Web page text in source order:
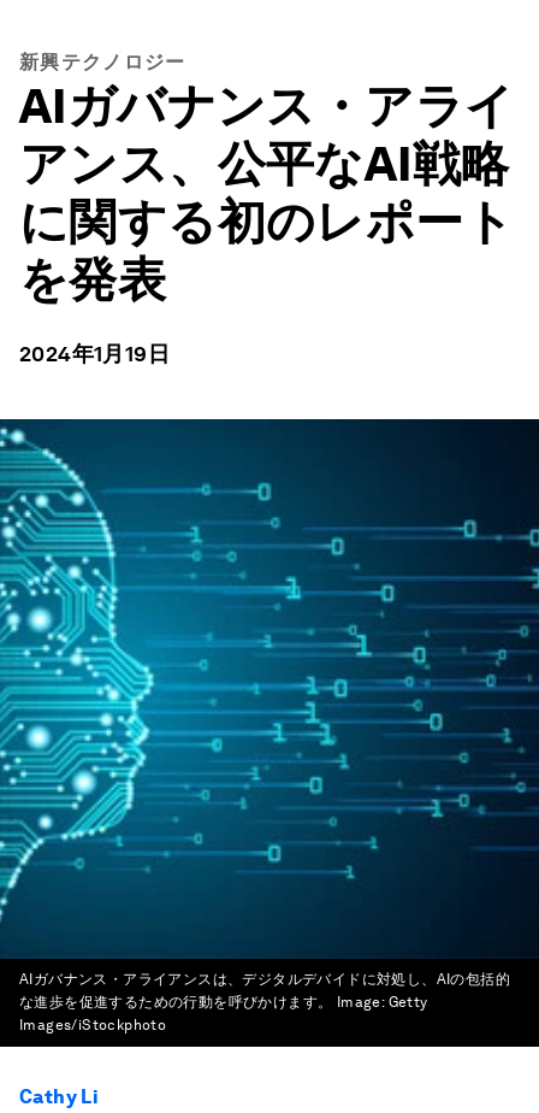
新興テクノロジー
AIガバナンス・アライ
アンス、公平なAI戦略
に関する初のレポート
を発表
2024年1月19日
AIガバナンス・アライアンスは、デジタルデバイドに対処し、AIの包括的
な進歩を促進するための行動を呼びかけます。
Image: Getty
Images/iStockphoto
Cathy Li